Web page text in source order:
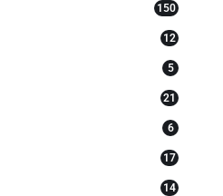
150
12
5
21
6
17
14